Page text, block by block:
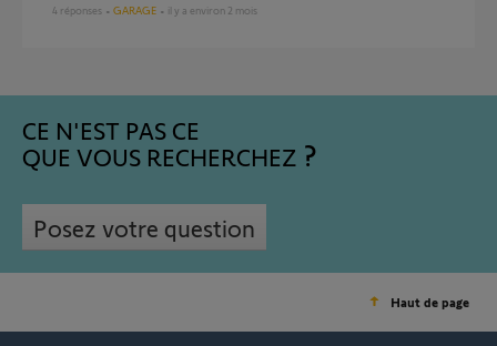
4 réponses GARAGE il y a environ 2 mois
CE N'EST PAS CE
QUE VOUS RECHERCHEZ
Posez votre question
Haut de page